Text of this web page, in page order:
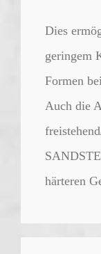
Dies
geringem
Formen
Auch die
härteren